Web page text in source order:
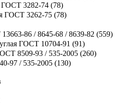
ГОСТ 3282-74 (78)
ГОСТ 3262-75 (78)
86 / 8645-68 / 8639-82 (559)
ГОСТ 10704-91 (91)
8509-93 / 535-2005 (260)
97 / 535-2005 (130)